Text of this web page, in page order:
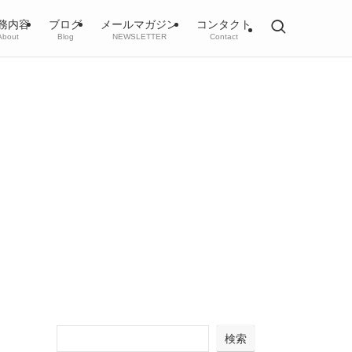
内容 ブログ
Blog
メールマガジン
NEWSLETTER
コンタクト
Contact
検索